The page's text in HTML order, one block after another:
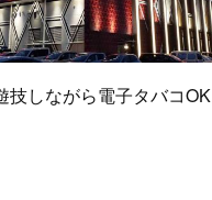
技しながら電子タバコOK